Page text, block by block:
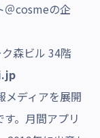
＠cosmeの企
森ビル 34階
メディアを展開
。 月間アプリ